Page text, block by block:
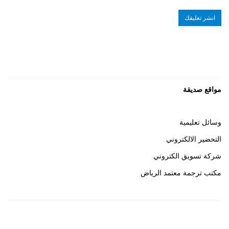
مواقع صديقة
وسائل تعليمية
التحضير الالكتروني
شركة تسويق الكتروني
مكتب ترجمة معتمد الرياض